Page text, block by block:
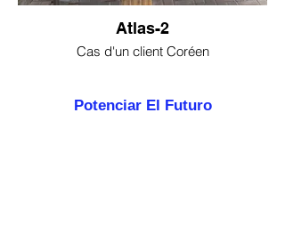
Atlas-2
Cas d'un client Coréen
Potenciar El Futuro